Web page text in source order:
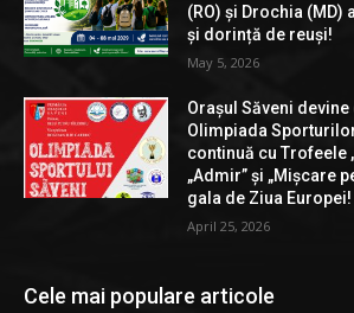
(RO) și Drochia (MD)
și dorință de reuși!
May 5, 2026
Orașul Săveni
Olimpiada
continuă cu Trofeele
„Admir” și „Mișcare
gala de Ziua Europei!
April 25, 2026
Cele mai populare articole